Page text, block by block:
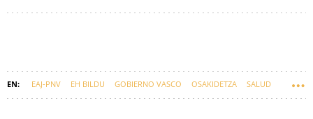
EAJ-PNV EH BILDU GOBIERNO VASCO OSAKIDETZA SALUD